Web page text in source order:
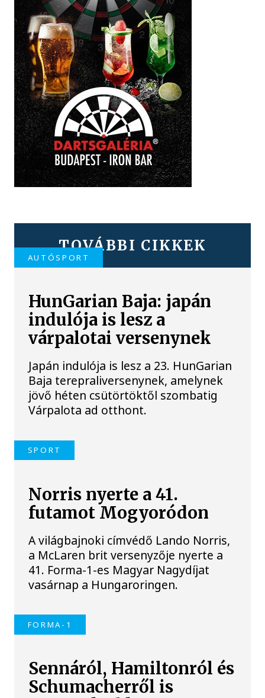
TOVÁBBI CIKKEK
AUTÓSPORT
HunGarian Baja: japán
indulója is lesz a
várpalotai versenynek
Japán indulója is lesz a 23. HunGarian
Baja terepraliversenynek, amelynek
jövő héten csütörtöktől szombatig
Várpalota ad otthont.
SPORT
Norris nyerte a 41.
futamot Mogyoródon
A világbajnoki címvédő Lando Norris,
a McLaren brit versenyzője nyerte a
41. Forma-1-es Magyar Nagydíjat
vasárnap a Hungaroringen.
FORMA-1
Sennáról, Hamiltonról és
Schumacherről is